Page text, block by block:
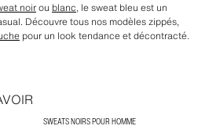
noirou blanc, le sweat bleu est un
Découvre tous nos modèles zippés,
pour un look tendance et décontracté.
SWEATS NOIRS POUR HOMME